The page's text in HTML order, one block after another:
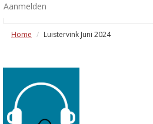
Aanmelden
Home Luistervink Juni 2024